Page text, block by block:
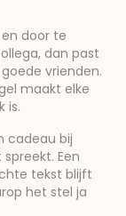
door te
dan past
vrienden.
maakt elke
is.
cadeau bij
Een
tekst blijft
het stel ja